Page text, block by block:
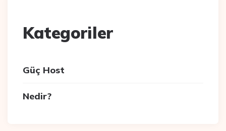
Kategoriler
Güç Host
Nedir?